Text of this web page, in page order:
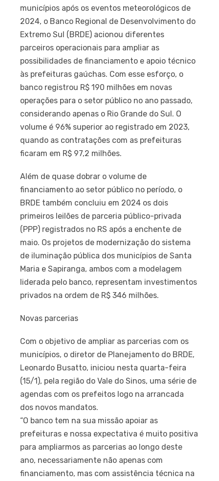
municípios após os eventos meteorológicos de
2024, o Banco Regional de Desenvolvimento do
Extremo Sul (BRDE) acionou diferentes
parceiros operacionais para ampliar as
possibilidades de financiamento e apoio técnico
às prefeituras gaúchas. Com esse esforço, o
banco registrou R$ 190 milhões em novas
operações para o setor público no ano passado,
considerando apenas o Rio Grande do Sul. O
volume é 96% superior ao registrado em 2023,
quando as contratações com as prefeituras
ficaram em R$ 97,2 milhões.
Além de quase dobrar o volume de
financiamento ao setor público no período, o
BRDE também concluiu em 2024 os dois
primeiros leilões de parceria público-privada
(PPP) registrados no RS após a enchente de
maio. Os projetos de modernização do sistema
de iluminação pública dos municípios de Santa
Maria e Sapiranga, ambos com a modelagem
liderada pelo banco, representam investimentos
privados na ordem de R$ 346 milhões.
Novas parcerias
Com o objetivo de ampliar as parcerias com os
municípios, o diretor de Planejamento do BRDE,
Leonardo Busatto, iniciou nesta quarta-feira
(15/1), pela região do Vale do Sinos, uma série de
agendas com os prefeitos logo na arrancada
dos novos mandatos.
“O banco tem na sua missão apoiar as
prefeituras e nossa expectativa é muito positiva
para ampliarmos as parcerias ao longo deste
ano, necessariamente não apenas com
financiamento, mas com assistência técnica na